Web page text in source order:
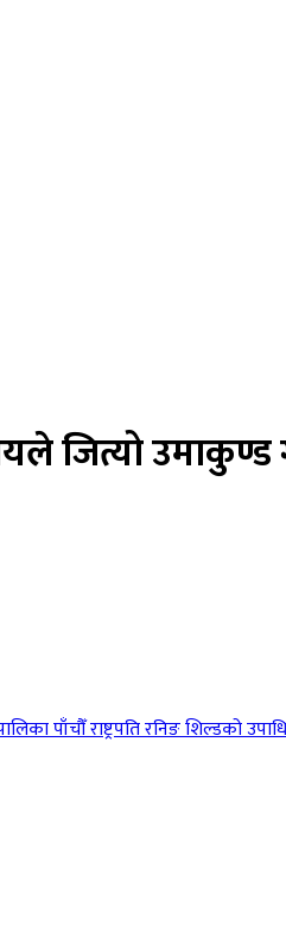
जित्यो उमाकुण्ड